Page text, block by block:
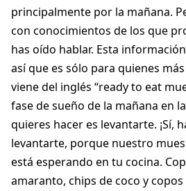
principalmente por la mañana.
con conocimientos de los que
has oído hablar. Esta
así que es sólo para quienes
viene del inglés “ready to eat
fase de sueño de la mañana en
quieres hacer es levantarte. ¡Sí,
levantarte, porque nuestro
está esperando en tu cocina.
amaranto, chips de coco y